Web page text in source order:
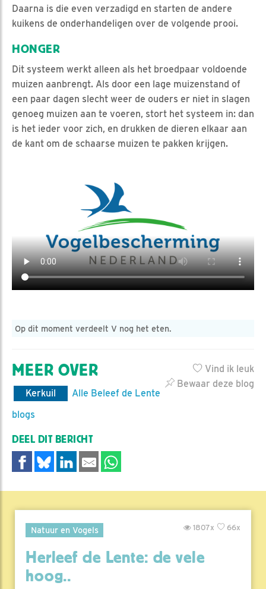
Daarna is die even verzadigd en starten de andere
kuikens de onderhandeligen over de volgende prooi.
HONGER
Dit systeem werkt alleen als het broedpaar voldoende
muizen aanbrengt. Als door een lage muizenstand of
een paar dagen slecht weer de ouders er niet in slagen
genoeg muizen aan te voeren, stort het systeem in: dan
is het ieder voor zich, en drukken de dieren elkaar aan
de kant om de schaarse muizen te pakken krijgen.
Op dit moment verdeelt V nog het eten.
Vind ik leuk
Bewaar deze blog
MEER OVER
Kerkuil
Alle Beleef de Lente
blogs
DEEL DIT BERICHT
Natuur en Vogels 66x
1807x
Herleef de Lente: de vele
hoog..